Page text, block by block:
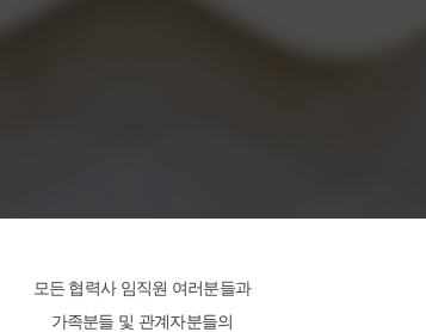
모든 협력사 임직원 여러분들과
가족분들 및 관계자분들의